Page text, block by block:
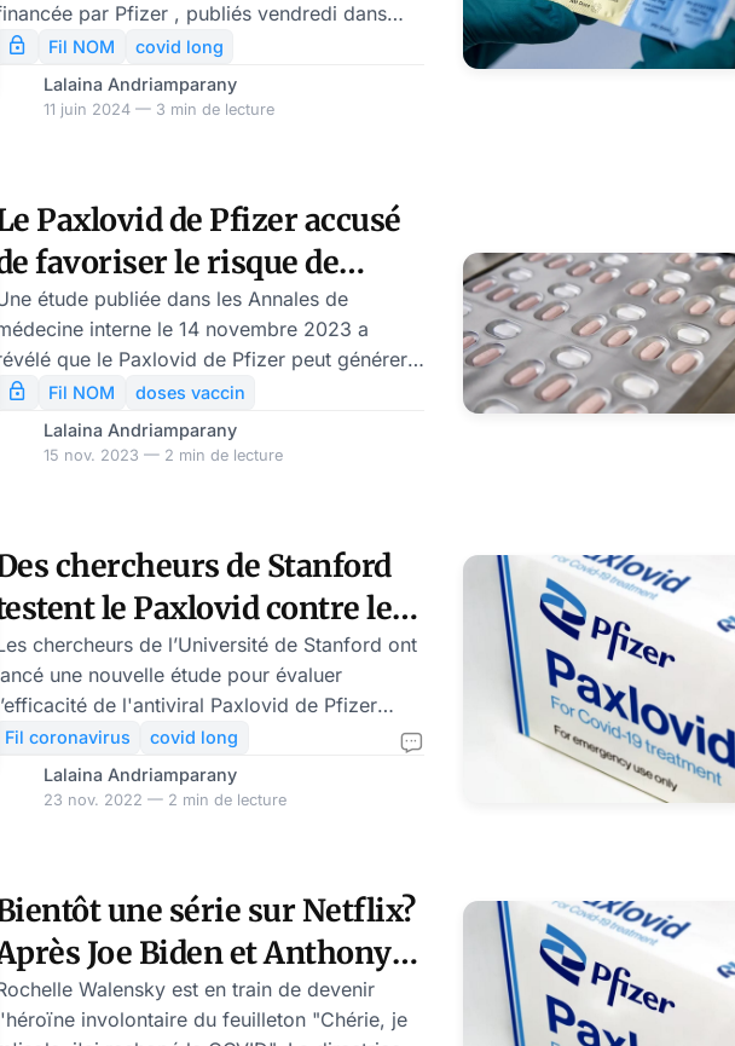
par Pfizer , publiés vendredi dans
JAMA Internal Medicine, ont révélé que
l’antiviral oral Paxlovid de Pfizer n’a pas
permis d’atténuer les symptômes du Covid
Fil NOM
covid long
Lalaina Andriamparany
11 juin 2024 — 3 min de lecture
Paxlovid de Pfizer accusé
favoriser le risque de
covid
étude publiée dans les Annales de
interne le 14 novembre 2023 a
que le Paxlovid de Pfizer peut générer
un rebond viral chez les personnes atteintes
Covid-19. Depuis l’utilisation de l’antiviral
Paxlovid de Pfizer, de plus en plus de patients
Fil NOM
doses vaccin
Lalaina Andriamparany
15 nov. 2023 — 2 min de lecture
chercheurs de Stanford
le Paxlovid contre le
long
chercheurs de l’Université de Stanford ont
une nouvelle étude pour évaluer
de l'antiviral Paxlovid de Pfizer
dans le traitement du Covid long. Pourtant, il
pas rare que les patients ayant pris
l'antiviral de Pfizer connaissent un risque de
sur 5 aux États-Unis. Même si le virus
plus détectable dans l’organisme, le
continue à so
Fil coronavirus
covid long
Lalaina Andriamparany
23 nov. 2022 — 2 min de lecture
une série sur Netflix?
Joe Biden et Anthony
la directrice des CDC,
Walensky fait un
Walensky est en train de devenir
involontaire du feuilleton "Chérie, je